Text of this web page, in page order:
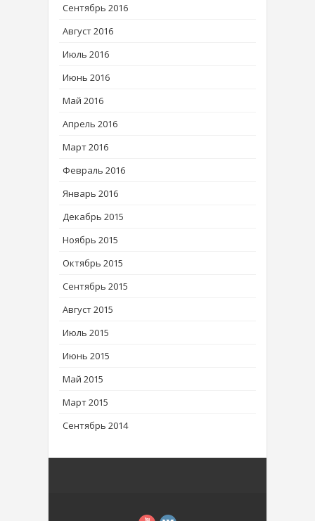
Сентябрь 2016
Август 2016
Июль 2016
Июнь 2016
Май 2016
Апрель 2016
Март 2016
Февраль 2016
Январь 2016
Декабрь 2015
Ноябрь 2015
Октябрь 2015
Сентябрь 2015
Август 2015
Июль 2015
Июнь 2015
Май 2015
Март 2015
Сентябрь 2014